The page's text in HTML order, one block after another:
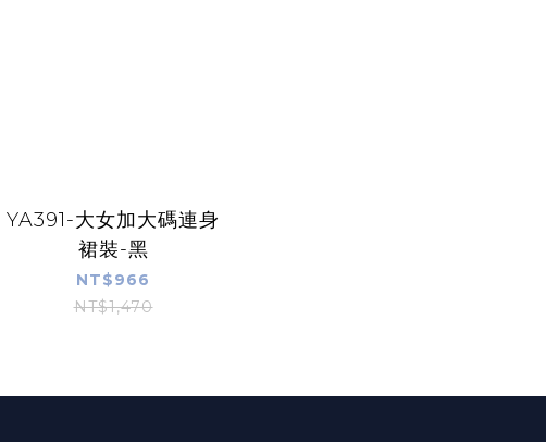
YA391-大女加大碼連身
裙裝-黑
NT$966
NT$1,470